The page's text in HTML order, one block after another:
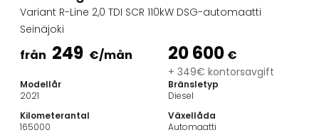
Kombibilar
Stadsbilar
Dragfordon
Kommersiella fordon
Auktionsbilar
Prisvärda bilar
Variant R-Line 2,0 TDI SCR 110kW DSG-automaatti
Seinäjoki
från 249 €/mån 20 600 €
+ 349€ kontorsavgift
Modellår
2021
Bränsletyp
Diesel
Kilometerantal
165000
Växellåda
Automaatti